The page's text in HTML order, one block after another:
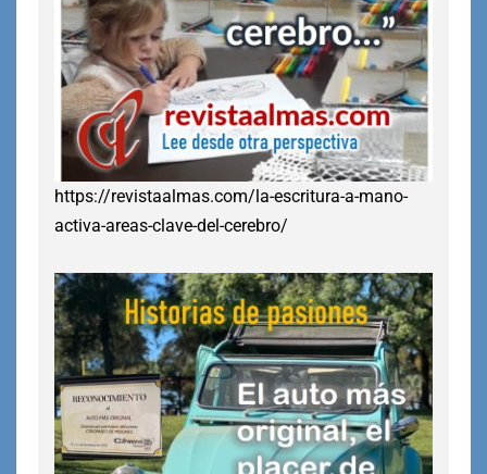
https://revistaalmas.com/la-escritura-a-mano-
activa-areas-clave-del-cerebro/